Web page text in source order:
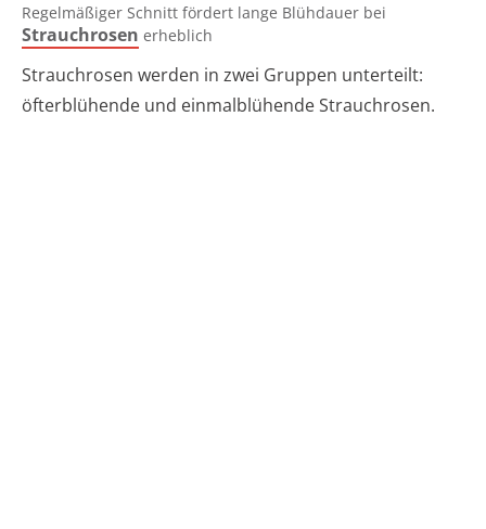
Regelmäßiger Schnitt fördert lange Blühdauer bei
Strauchrosen erheblich
Strauchrosen werden in zwei Gruppen unterteilt:
öfterblühende und einmalblühende Strauchrosen.